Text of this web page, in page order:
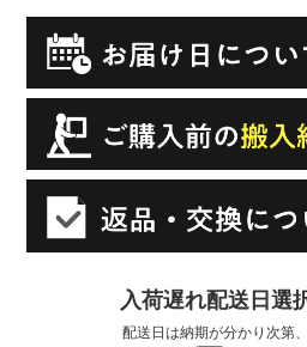
入荷遅れ配送日選
配送日は納期が分かり次第